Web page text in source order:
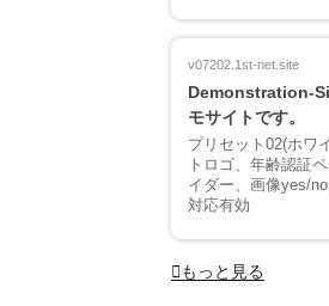
v07202.1st-net.site
Demonstration-
モサイトです。
プリセット02(ホワ
トロゴ、年齢認証
イダー、画像yes/
対応有効
もっと見る